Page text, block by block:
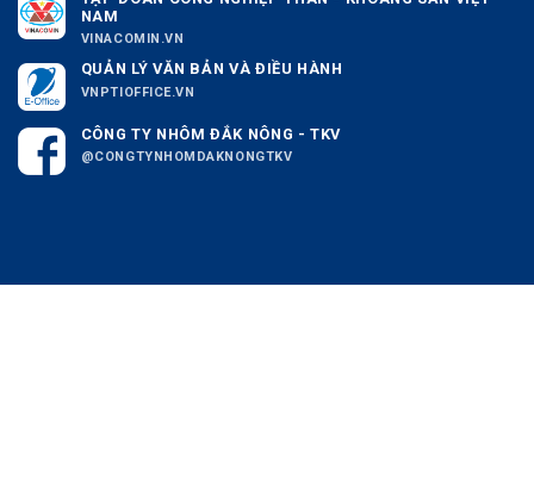
NAM
VINACOMIN.VN
QUẢN LÝ VĂN BẢN VÀ ĐIỀU HÀNH
VNPTIOFFICE.VN
CÔNG TY NHÔM ĐẮK NÔNG - TKV
@CONGTYNHOMDAKNONGTKV